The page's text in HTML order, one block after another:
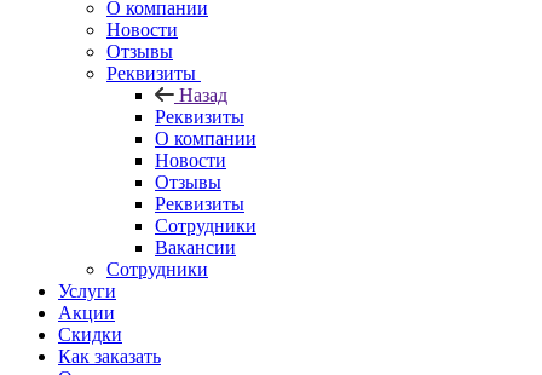
О компании
Новости
Отзывы
Реквизиты
Назад
Реквизиты
О компании
Новости
Отзывы
Реквизиты
Сотрудники
Вакансии
Сотрудники
Услуги
Акции
Скидки
Как заказать